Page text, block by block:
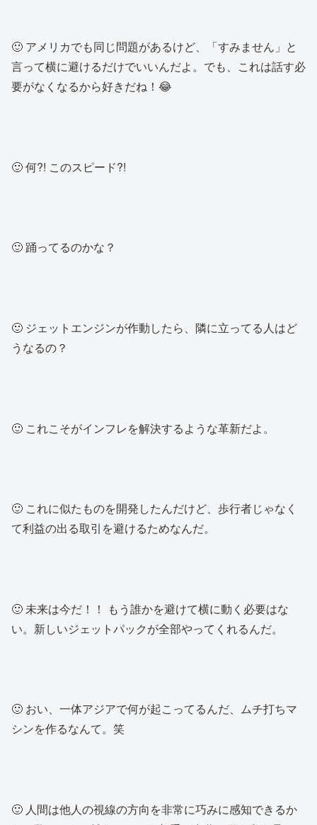
🙂 アメリカでも同じ問題があるけど、「すみません」と
言って横に避けるだけでいいんだよ。でも、これは話す必
要がなくなるから好きだね！😂
🙂 何?! このスピード?!
🙂 踊ってるのかな？
🙂 ジェットエンジンが作動したら、隣に立ってる人はど
うなるの？
🙂 これこそがインフレを解決するような革新だよ。
🙂 これに似たものを開発したんだけど、歩行者じゃなく
て利益の出る取引を避けるためなんだ。
🙂 未来は今だ！！ もう誰かを避けて横に動く必要はな
い。新しいジェットパックが全部やってくれるんだ。
🙂 おい、一体アジアで何が起こってるんだ、ムチ打ちマ
シンを作るなんて。笑
🙂 人間は他人の視線の方向を非常に巧みに感知できるか